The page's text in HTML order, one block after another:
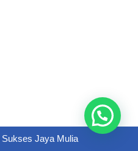
Sukses Jaya Mulia